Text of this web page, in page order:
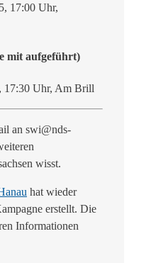
17:00 Uhr,
mit aufgeführt)
17:30 Uhr, Am Brill
an swi@nds-
wisst.
hat wieder
erstellt. Die
Informationen